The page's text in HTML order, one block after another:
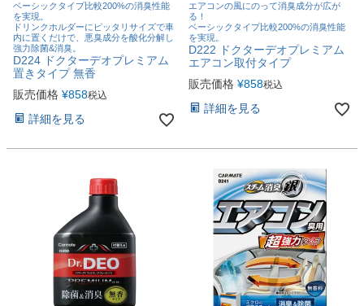
ベーシックタイプ比較200%の消臭性能
を実現。
ドリンクホルダーにピッタリサイズで車
内に置くだけで、悪臭成分を酸化分解し
強力除菌&消臭。
D224 ドクターデオプレミアム
置きタイプ 無香
販売価格 ¥858税込
詳細を見る
エアコンの風にのって消臭成分が広が
る！
ベーシックタイプ比較200%の消臭性能
を実現。
D222 ドクターデオプレミアム
エアコン取付タイプ
販売価格 ¥858税込
詳細を見る